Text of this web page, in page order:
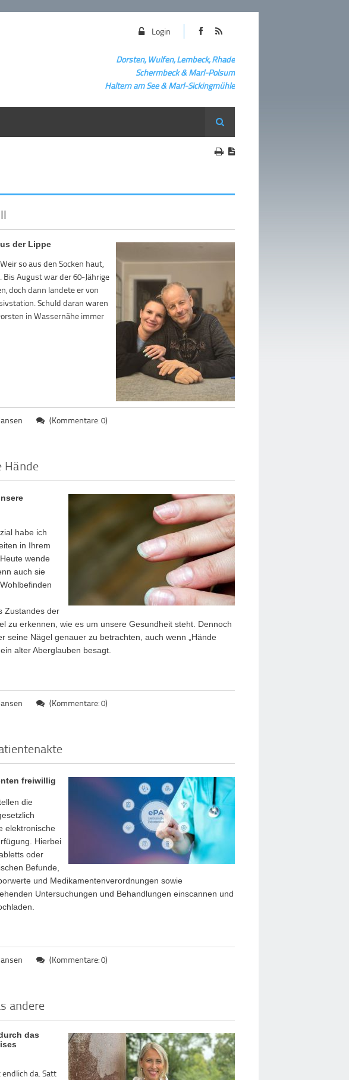
Login
Dorsten, Wulfen, Lembeck, Rhade
Schermbeck& Marl-Polsum
Haltern am See & Marl-Sickingmühle
Suche
der Lippe
so aus den Socken haut,
August war der 60-Jährige
doch dann landete er von
Schuld daran waren
in Wassernähe immer
(Kommentare: 0)
Hände
habe ich
in Ihrem
wende
auch sie
Zustandes der
zu erkennen, wie es um unsere Gesundheit steht. Dennoch
seine Nägel genauer zu betrachten, auch wenn „Hände
alter Aberglauben besagt.
(Kommentare: 0)
freiwillig
die
elektronische
Hierbei
oder
Befunde,
und Medikamentenverordnungen sowie
Untersuchungen und Behandlungeneinscannen und
(Kommentare: 0)
andere
das
da. Satt